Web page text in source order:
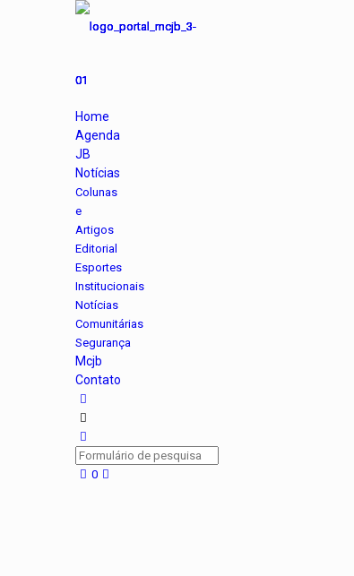
Home
Agenda
JB
Notícias
Colunas
e
Artigos
Editorial
Esportes
Institucionais
Notícias
Comunitárias
Segurança
Mcjb
Contato
0